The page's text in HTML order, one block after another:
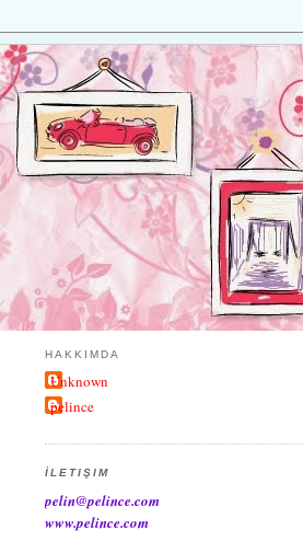
HAKKIMDA
Unknown
pelince
İLETIŞIM
pelin@pelince.com
www.pelince.com